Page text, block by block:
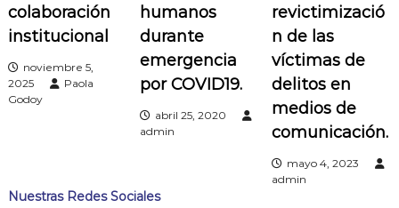
i
ó
n
e
colaboración
institucional
noviembre 5,
2025
Paola
Godoy
humanos
durante
emergencia
por COVID19.
abril 25, 2020
admin
revictimizació
n de las
víctimas de
delitos en
medios de
comunicación.
mayo 4, 2023
admin
Nuestras Redes Sociales